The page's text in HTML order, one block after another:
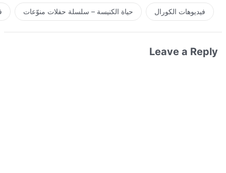
فيديوهات الكورال حياة الكنيسة – سلسلة حفلات منوّعات
Leave a Reply